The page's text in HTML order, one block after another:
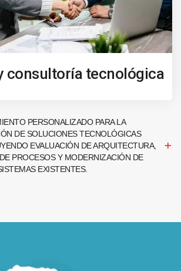
consultoría tecnológica
PERSONALIZADO PARA LA
DE SOLUCIONES TECNOLÓGICAS
EVALUACIÓN DE ARQUITECTURA,
PROCESOS Y MODERNIZACIÓN DE
EXISTENTES.